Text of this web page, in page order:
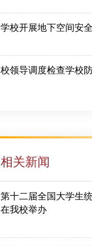
学校开展地下空间安
校领导调度检查学校
相关新闻
第十二届全国大学生
在我校举办